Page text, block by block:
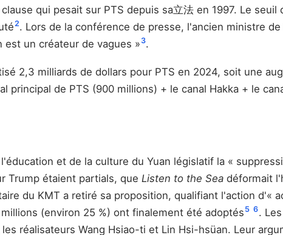
qui pesait sur PTS depuis sa立法 en 1997. Le
2. Lors de la conférence de presse, l'ancien ministre
est un créateur de vagues »3.
2,3 milliards de dollars pour PTS en 2024, soit une
principal de PTS (900 millions) + le canal Hakka + le
et de la culture du Yuan législatif la «
Trump étaient partials, que Listen to the Sea déformait
du KMT a retiré sa proposition, qualifiant l'action d'«
(environ 25 %) ont finalement été adoptés 5 6.
réalisateurs Wang Hsiao-ti et Lin Hsi-hsüan. Leur